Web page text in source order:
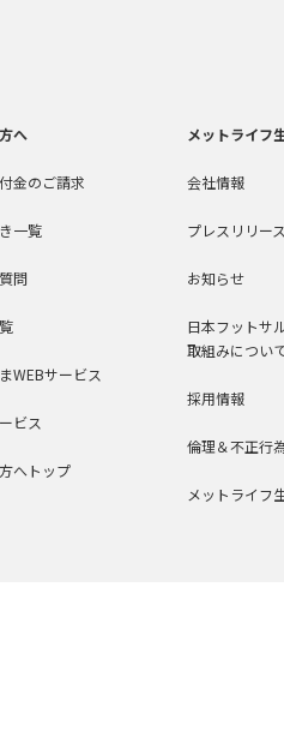
へ
金のご請求
一覧
問
WEBサービス
ビス
へトップ
メットライフ
会社情報
プレスリリース
お知らせ
日本フットサ
取組みについ
採用情報
倫理＆不正行
メットライフ